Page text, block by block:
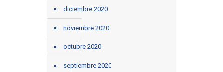
diciembre 2020
noviembre 2020
octubre 2020
septiembre 2020